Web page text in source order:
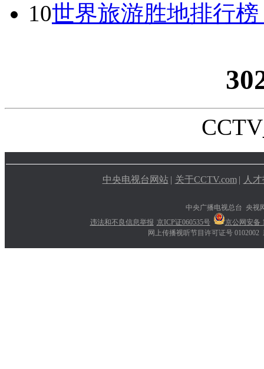
10世界旅游胜地排行
中央电视台网站 | 关于CCTV.com | 人
中央广播电视总台 央视
违法和不良信息举报 京ICP证060535号
京公网安备
网上传播视听节目许可证号 0102002